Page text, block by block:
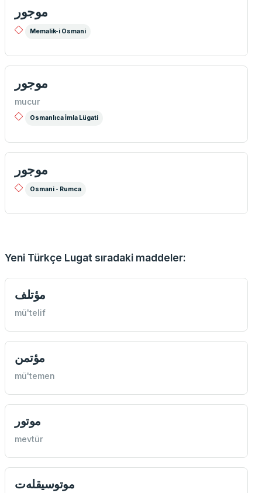
موجور
Memalik-i Osmani
موجور
mucur
Osmanlıca İmla Lügati
موجور
Osmani - Rumca
Yeni Türkçe Lugat sıradaki maddeler:
مؤتلف
mü'telif
مؤتمن
mü'temen
موتور
mevtür
موتوسیقله‌ت